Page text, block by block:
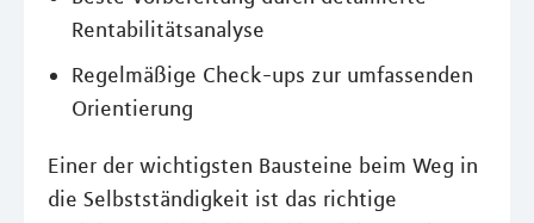
Rentabilitätsanalyse
Regelmäßige Check-ups zur umfassenden
Orientierung
Einer der wichtigsten Bausteine beim Weg in
die Selbstständigkeit ist das richtige